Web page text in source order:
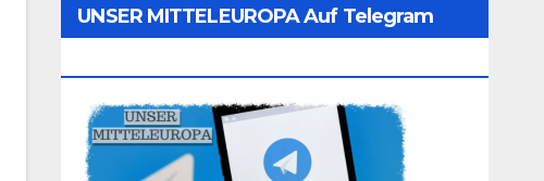
UNSER MITTELEUROPA Auf Telegram